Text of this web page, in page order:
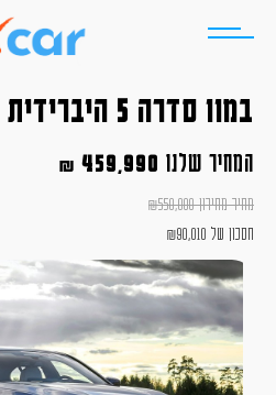
במוו סדרה 5 היברידית
המחיר שלנו 459,990
₪
מחיר מחירון ₪550,000
חסכון של
₪90,010